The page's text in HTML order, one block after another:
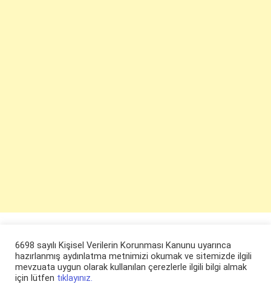
6698 sayılı Kişisel Verilerin Korunması Kanunu uyarınca
hazırlanmış aydınlatma metnimizi okumak ve sitemizde ilgili
mevzuata uygun olarak kullanılan çerezlerle ilgili bilgi almak
için lütfen tıklayınız.